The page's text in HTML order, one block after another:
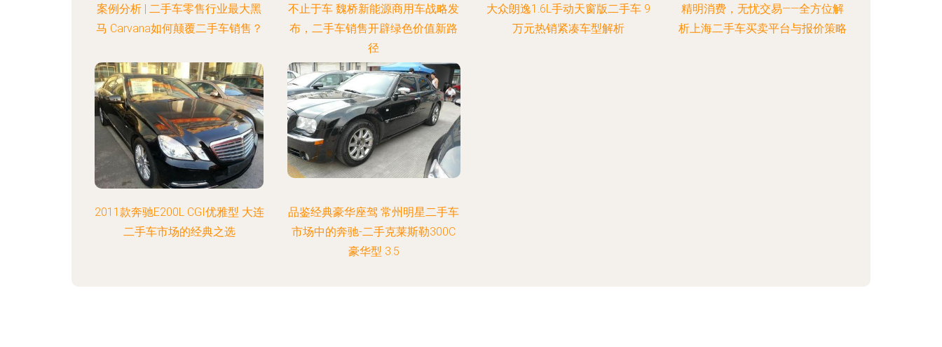
案例分析 | 二手车零售行业最大黑
马 Carvana如何颠覆二手车销售？
不止于车 魏桥新能源商用车战略发
布，二手车销售开辟绿色价值新路
径
大众朗逸1.6L手动天窗版二手车 9
万元热销紧凑车型解析
精明消费，无忧交易——全方位解
析上海二手车买卖平台与报价策略
2011款奔驰E200L CGI优雅型 大连
二手车市场的经典之选
品鉴经典豪华座驾 常州明星二手车
市场中的奔驰-二手克莱斯勒300C
豪华型 3.5